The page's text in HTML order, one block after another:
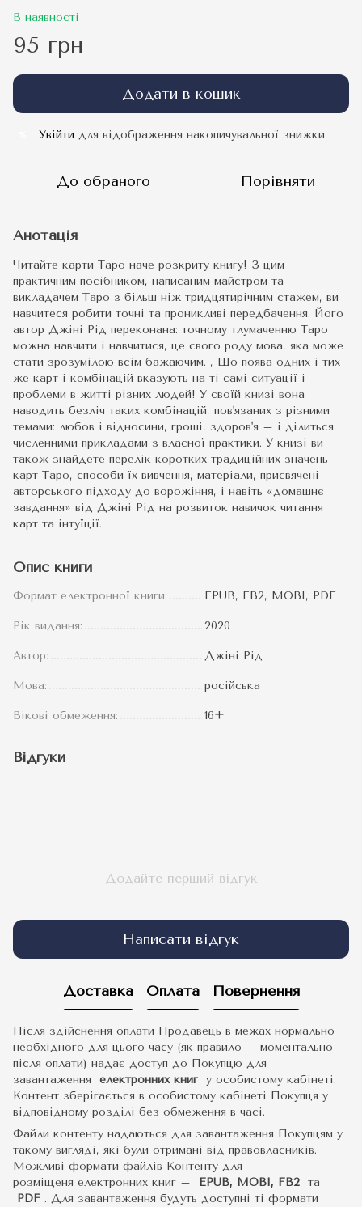
В наявності
95 грн
Додати в кошик
Увійти для відображення накопичувальної знижки
До обраного Порівняти
Анотація
Читайте карти Таро наче розкриту книгу! З цим
практичним посібником, написаним майстром та
викладачем Таро з більш ніж тридцятирічним стажем, ви
навчитеся робити точні та проникливі передбачення. Його
автор Джіні Рід переконана: точному тлумаченню Таро
можна навчити і навчитися, це свого роду мова, яка може
стати зрозумілою всім бажаючим. , Що поява одних і тих
же карт і комбінацій вказують на ті самі ситуації і
проблеми в житті різних людей! У своїй книзі вона
наводить безліч таких комбінацій, пов'язаних з різними
темами: любов і відносини, гроші, здоров'я – і ділиться
численними прикладами з власної практики. У книзі ви
також знайдете перелік коротких традиційних значень
карт Таро, способи їх вивчення, матеріали, присвячені
авторського підходу до ворожіння, і навіть «домашнє
завдання» від Джіні Рід на розвиток навичок читання
карт та інтуїції.
Опис книги
Формат електронної книги: EPUB, FB2, MOBI, PDF
Рік видання: 2020
Автор: Джіні Рід
Мова: російська
Вікові обмеження: 16+
Відгуки
Додайте перший відгук
Написати відгук
Доставка Оплата Повернення
Після здійснення оплати Продавець в межах нормально
необхідного для цього часу (як правило – моментально
після оплати) надає доступ до Покупцю для
завантаження електронних книг у особистому кабінеті.
Контент зберігається в особистому кабінеті Покупця у
відповідному розділі без обмеження в часі.
Файли контенту надаються для завантаження Покупцям у
такому вигляді, які були отримані від правовласників.
Можливі формати файлів Контенту для
розміщеня електронних книг –
EPUB, MOBI, FB2 та
PDF . Для завантаження будуть доступні ті формати